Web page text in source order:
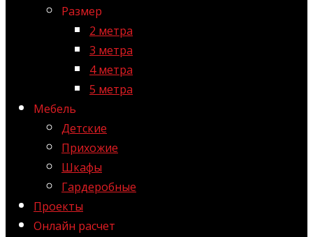
Размер
2 метра
3 метра
4 метра
5 метра
Мебель
Детские
Прихожие
Шкафы
Гардеробные
Проекты
Онлайн расчет